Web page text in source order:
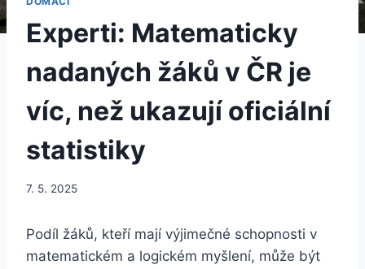
Experti: Matematicky
nadaných žáků v ČR je
víc, než ukazují oficiální
statistiky
7. 5. 2025
Podíl žáků, kteří mají výjimečné schopnosti v
matematickém a logickém myšlení, může být